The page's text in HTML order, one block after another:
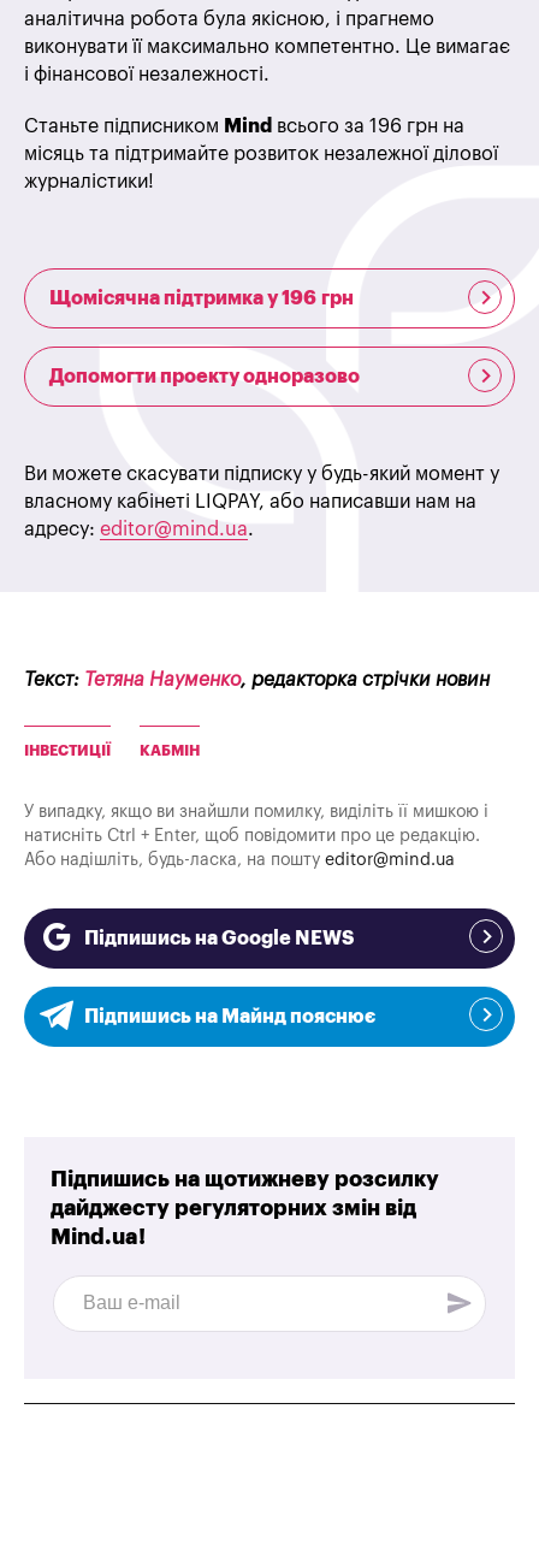
аналітична робота була якісною, і прагнемо
виконувати її максимально компетентно. Це вимагає
і фінансової незалежності.
Станьте підписником Mind всього за 196 грн на
місяць та підтримайте розвиток незалежної ділової
журналістики!
Щомісячна підтримка у 196 грн
Допомогти проекту одноразово
Ви можете скасувати підписку у будь-який момент у
власному кабінеті LIQPAY, або написавши нам на
адресу: editor@mind.ua.
Текст: Тетяна Науменко, редакторка стрічки новин
ІНВЕСТИЦІЇ КАБМІН
У випадку, якщо ви знайшли помилку, виділіть її мишкою і
натисніть Ctrl + Enter, щоб повідомити про це редакцію.
Або надішліть, будь-ласка, на пошту editor@mind.ua
Підпишись на Google NEWS
Підпишись на Майнд пояснює
Підпишись на щотижневу розсилку
дайджесту регуляторних змін від
Mind.ua!